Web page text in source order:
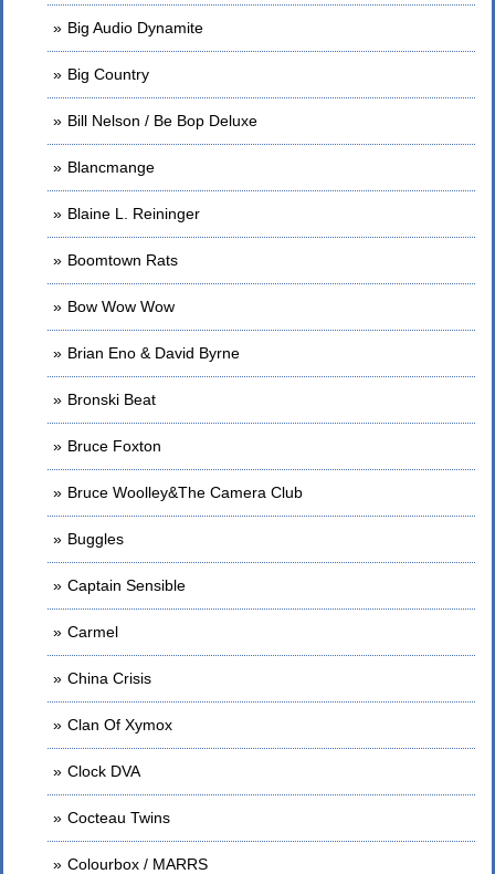
Big Audio Dynamite
Big Country
Bill Nelson / Be Bop Deluxe
Blancmange
Blaine L. Reininger
Boomtown Rats
Bow Wow Wow
Brian Eno & David Byrne
Bronski Beat
Bruce Foxton
Bruce Woolley&The Camera Club
Buggles
Captain Sensible
Carmel
China Crisis
Clan Of Xymox
Clock DVA
Cocteau Twins
Colourbox / MARRS